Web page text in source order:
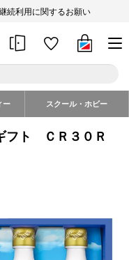
続利用に関するお願い
ー スクール・ホビー
フト ＣＲ３０Ｒ